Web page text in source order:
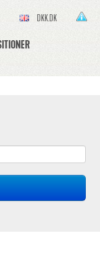
DKK.DK